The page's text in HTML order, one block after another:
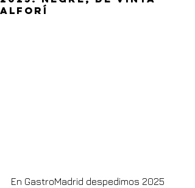
Alforí
En GastroMadrid despedimos 2025